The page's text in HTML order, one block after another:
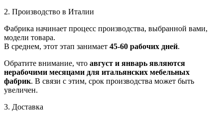
2. Производство в Италии
Фабрика начинает процесс производства, выбранной вами,
модели товара.
В среднем, этот этап занимает 45-60 рабочих дней.
Обратите внимание, что август и январь являются
нерабочими месяцами для итальянских мебельных
фабрик. В связи с этим, срок производства может быть
увеличен.
3. Доставка